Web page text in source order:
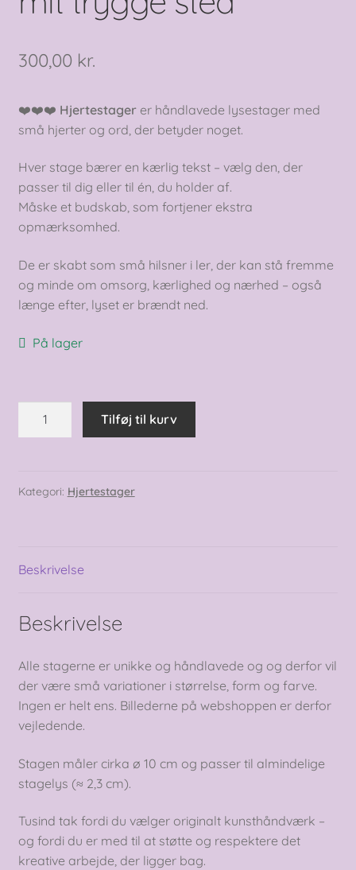
300,00 kr.
❤️❤️❤️ Hjertestagerer håndlavede lysestager med
små hjerter og ord, der betyder noget.
Hver stage bærer en kærlig tekst – vælg den, der
passer til dig eller til én, du holder af.
Måske et budskab, som fortjener ekstra
opmærksomhed.
De er skabt som små hilsner i ler, der kan stå fremme
og minde om omsorg, kærlighed og nærhed – også
længe efter, lyset er brændt ned.
På lager
mit
Tilføj til kurv
Kategori: Hjertestager
Beskrivelse
Beskrivelse
Alle stagerne er unikke og håndlavede og og derfor vil
der være små variationer i størrelse, form og farve.
Ingen er helt ens. Billederne på webshoppen er derfor
vejledende.
Stagen måler cirka ø 10 cm og passer til almindelige
stagelys (≈ 2,3 cm).
Tusind tak fordi du vælger originalt kunsthåndværk –
og fordi du er med til at støtte og respektere det
kreative arbejde, der ligger bag.